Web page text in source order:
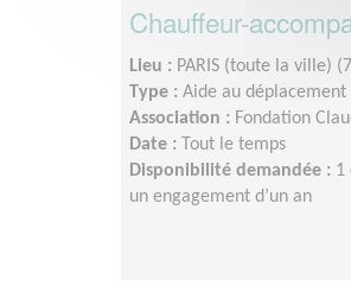
Chauffeur-
Lieu : PARIS (toute la ville)
Type : Aide au déplacement
Association : Fondation
Date :
Tout le temps
Disponibilité demandée : 1
un engagement d’un an